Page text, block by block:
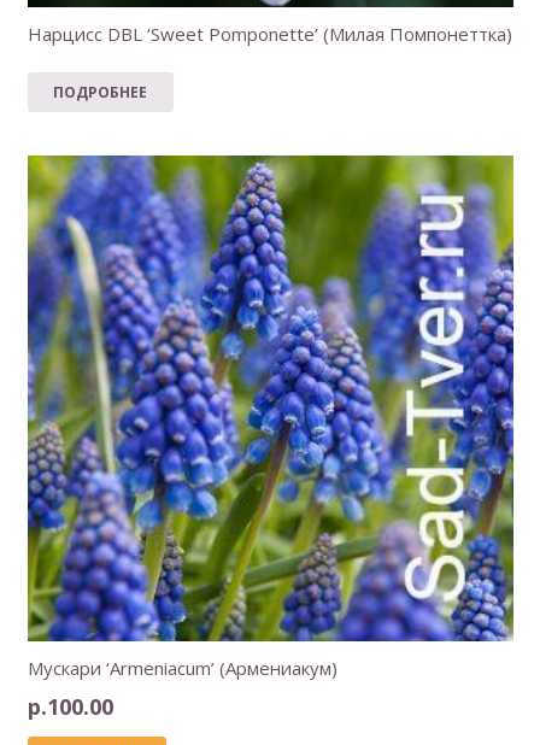
Нарцисс DBL ‘Sweet Pomponette’ (Милая Помпонеттка)
ПОДРОБНЕЕ
Мускари ‘Armeniacum’ (Армениакум)
р.100.00